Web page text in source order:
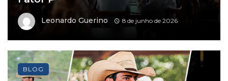
Leonardo Guerino 8 de junho de 2026
BLOG